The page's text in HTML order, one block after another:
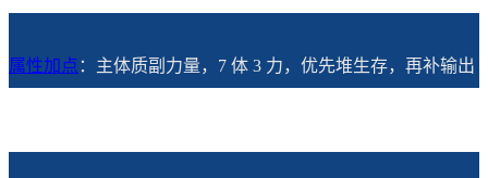
属性加点 ：主体质副力量，7 体 3 力，优先堆生存，再补输出